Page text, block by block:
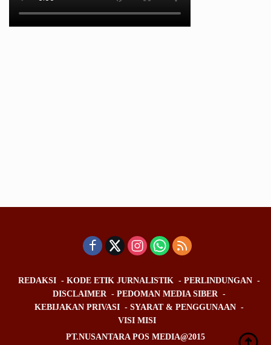
REDAKSI KODE ETIK JURNALISTIK
PERLINDUNGAN
DISCLAIMER
PEDOMAN MEDIA SIBER
KEBIJAKAN PRIVASI
SYARAT & PENGGUNAAN
VISI MISI
PT.NUSANTARA POS MEDIA@2015